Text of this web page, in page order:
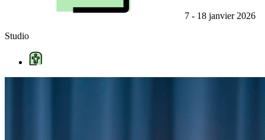
7 - 18 janvier 2026
Studio